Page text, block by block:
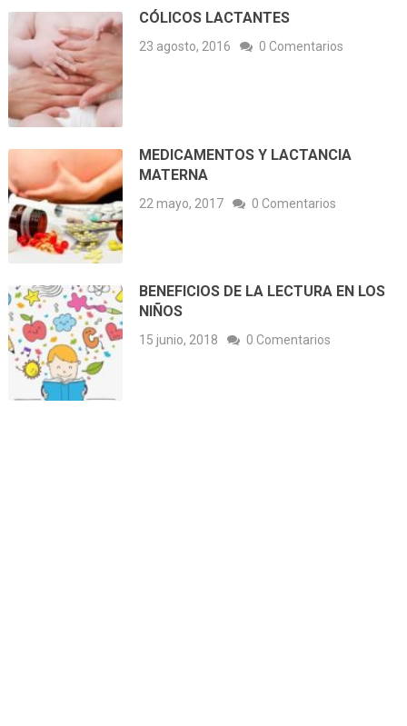
CÓLICOS LACTANTES
23 agosto, 2016 0 Comentarios
MEDICAMENTOS Y LACTANCIA
MATERNA
22 mayo, 2017 0 Comentarios
BENEFICIOS DE LA LECTURA EN LOS
NIÑOS
15 junio, 2018 0 Comentarios